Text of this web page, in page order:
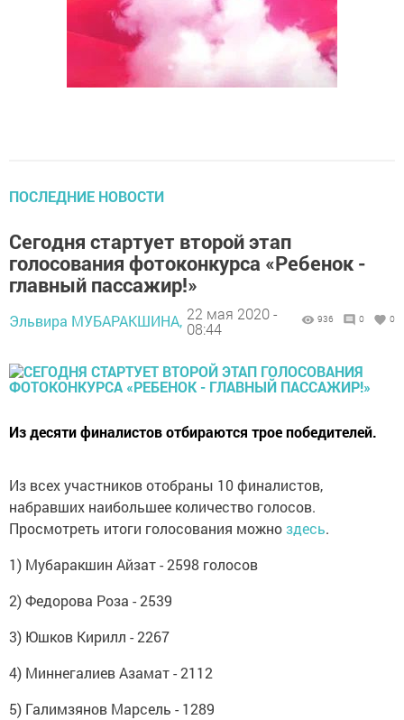
ПОСЛЕДНИЕ НОВОСТИ
Сегодня стартует второй этап
голосования фотоконкурса «Ребенок -
главный пассажир!»
Эльвира МУБАРАКШИНА, 22 мая 2020 -
08:44
936 0 0
Из десяти финалистов отбираются трое победителей.
Из всех участников отобраны 10 финалистов,
набравших наибольшее количество голосов.
Просмотреть итоги голосования можноздесь.
1) Мубаракшин Айзат - 2598 голосов
2) Федорова Роза - 2539
3) Юшков Кирилл - 2267
4) Миннегалиев Азамат - 2112
5) Галимзянов Марсель - 1289